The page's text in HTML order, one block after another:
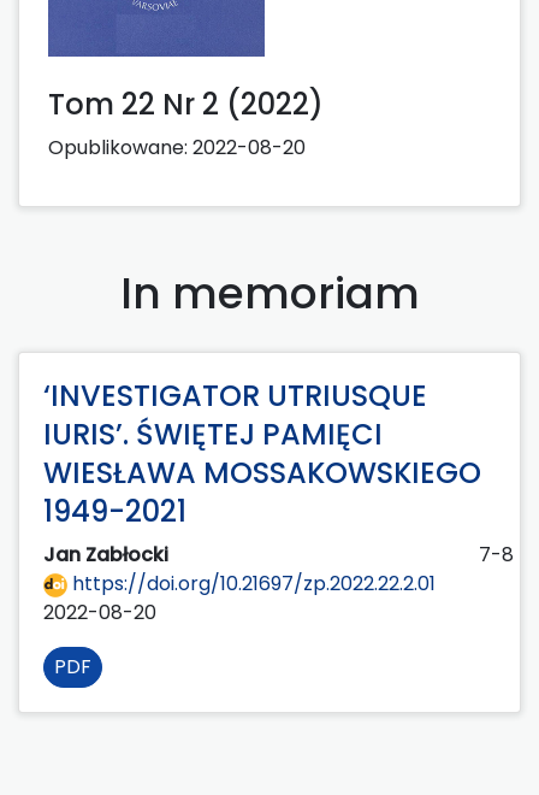
Tom 22 Nr 2 (2022)
Opublikowane: 2022-08-20
In memoriam
‘INVESTIGATOR UTRIUSQUE
IURIS’. ŚWIĘTEJ PAMIĘCI
WIESŁAWA MOSSAKOWSKIEGO
1949-2021
Jan Zabłocki
7-8
https://doi.org/10.21697/zp.2022.22.2.01
2022-08-20
PDF